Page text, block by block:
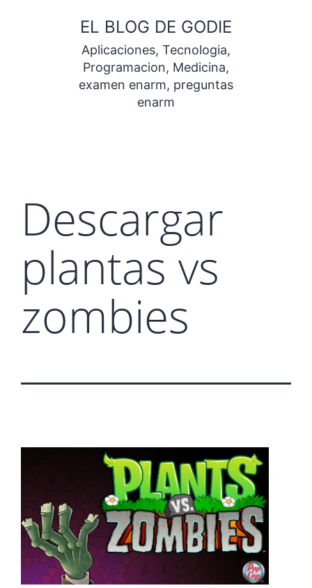
contenido
EL BLOG DE GODIE
Aplicaciones, Tecnologia,
Programacion, Medicina,
examen enarm, preguntas
enarm
Descargar
plantas vs
zombies